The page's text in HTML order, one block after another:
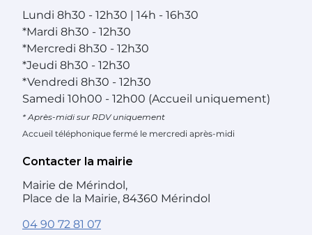
Lundi 8h30 - 12h30 | 14h - 16h30
*Mardi 8h30 - 12h30
*Mercredi 8h30 - 12h30
*Jeudi 8h30 - 12h30
*Vendredi 8h30 - 12h30
Samedi 10h00 - 12h00 (Accueil uniquement)
* Après-midi sur RDV uniquement
Accueil téléphonique fermé le mercredi après-midi
Contacter la mairie
Mairie de Mérindol,
Place de la Mairie, 84360 Mérindol
04 90 72 81 07